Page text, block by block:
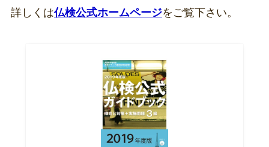
詳しくは仏検公式ホームページをご覧下さい。